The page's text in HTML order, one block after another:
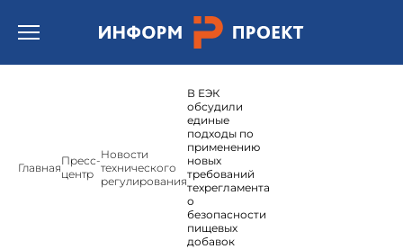
Открыть бургер меню.
ГлавнаяПресс-
центр
Новости
технического
регулирования
В ЕЭК
обсудили
единые
подходы по
применению
новых
требований
техрегламента
о
безопасности
пищевых
добавок